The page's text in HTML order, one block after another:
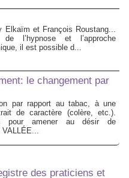
Elkaïm et François Roustang...
l’hypnose et l’approche
il est possible d...
le changement par
par rapport au tabac, à une
de caractère (colère, etc.).
pour amener au désir de
VALLÉE...
des praticiens et